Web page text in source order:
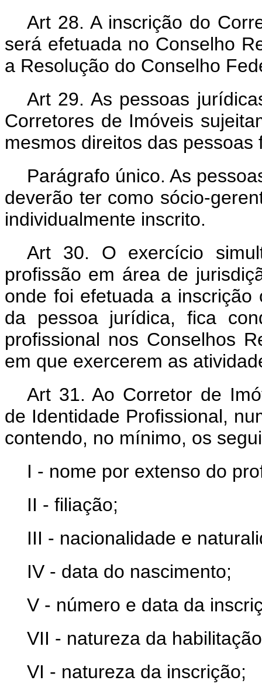
Art 28. A inscrição do
será efetuada no Conselho
a Resolução do Conselho
Art 29. As pessoas
Corretores de Imóveis
mesmos direitos das
Parágrafo único. As
deverão ter como sócio-
individualmente inscrito.
Art 30. O exercício
profissão em área de
onde foi efetuada a
da pessoa jurídica, fica
profissional nos Conselhos
em que exercerem as
Art 31. Ao Corretor de
de Identidade Profissional,
contendo, no mínimo, os
I - nome por extenso do
II - filiação;
III - nacionalidade e
IV - data do nascimento;
V - número e data da
VII - natureza da
VI - natureza da inscrição;